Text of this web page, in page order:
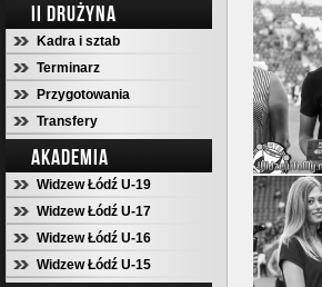
II DRUŻYNA
Kadra i sztab
Terminarz
Przygotowania
Transfery
AKADEMIA
Widzew Łódź U-19
Widzew Łódź U-17
Widzew Łódź U-16
Widzew Łódź U-15